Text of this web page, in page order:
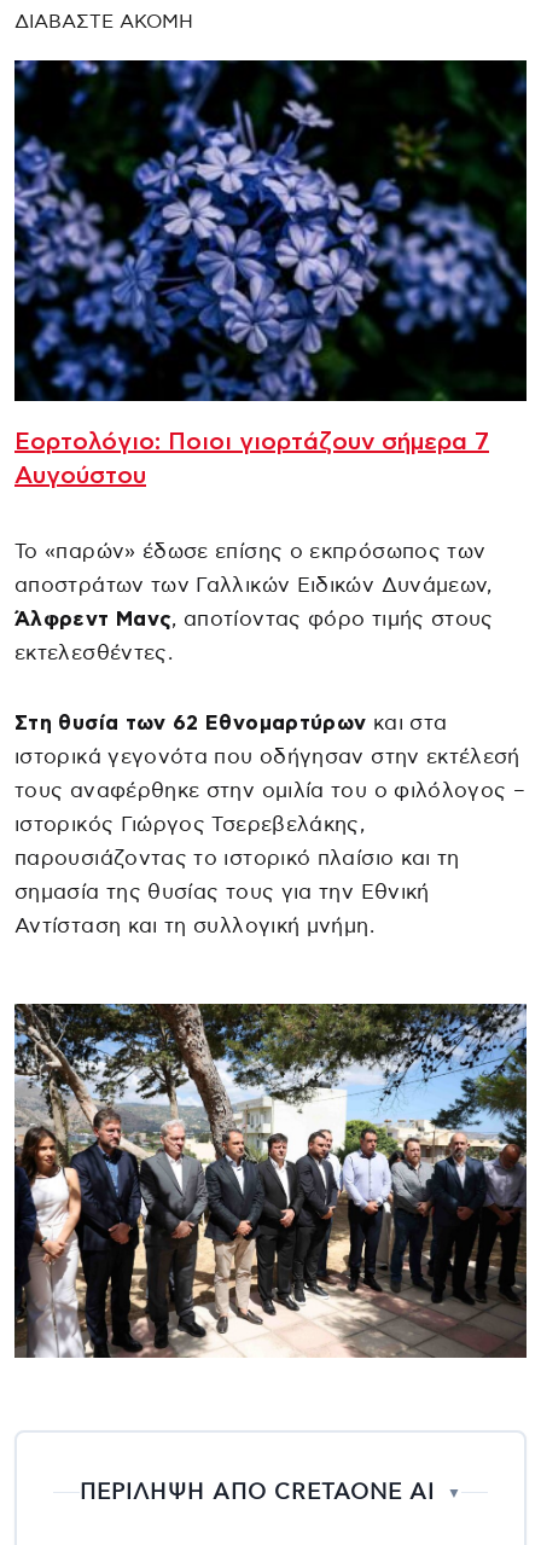
ΔΙΑΒΑΣΤΕ ΑΚΟΜΗ
Εορτολόγιο: Ποιοι γιορτάζουν σήμερα 7
Αυγούστου
Το «παρών» έδωσε επίσης ο εκπρόσωπος των
αποστράτων των Γαλλικών Ειδικών Δυνάμεων,
Άλφρεντ Μανς, αποτίοντας φόρο τιμής στους
εκτελεσθέντες.
Στη θυσία των 62 Εθνομαρτύρων και στα
ιστορικά γεγονότα που οδήγησαν στην εκτέλεσή
τους αναφέρθηκε στην ομιλία του ο φιλόλογος –
ιστορικός Γιώργος Τσερεβελάκης,
παρουσιάζοντας το ιστορικό πλαίσιο και τη
σημασία της θυσίας τους για την Εθνική
Αντίσταση και τη συλλογική μνήμη.
ΠΕΡΙΛΗΨΗ ΑΠΟ CRETAONE AI ▼